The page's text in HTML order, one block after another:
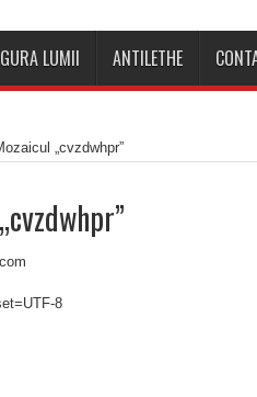
GURA LUMII ANTILETHE
„cvzdwhpr”
8